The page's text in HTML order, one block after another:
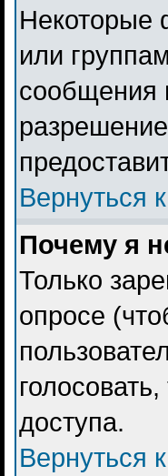
Некоторые
или
сообщения
Вернуться
Почему я
Только
опросе
доступа.
Вернуться